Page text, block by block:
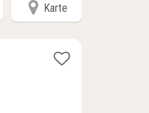
Karte